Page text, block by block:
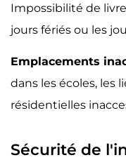
Impossibilité de
jours fériés ou les
Emplacements
dans les écoles, les
résidentielles
Sécurité de